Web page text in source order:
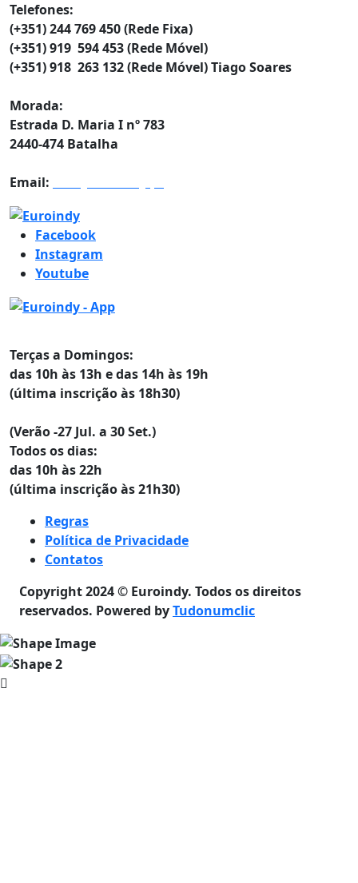
Telefones:
(+351) 244 769 450 (Rede Fixa)
(+351) 919 594 453 (Rede Móvel)
(+351) 918 263 132 (Rede Móvel) Tiago Soares
Morada:
Estrada D. Maria I nº 783
2440-474 Batalha
Email:
Facebook
Instagram
Youtube
Terças a Domingos:
das 10h às 13h e das 14h às 19h
(última inscrição às 18h30)
(Verão -27 Jul. a 30 Set.)
Todos os dias:
das 10h às 22h
(última inscrição às 21h30)
Regras
Política de Privacidade
Contatos
Copyright 2024 © Euroindy. Todos os direitos
reservados. Powered byTudonumclic